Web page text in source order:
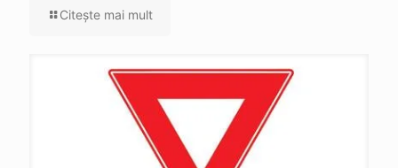
Citeşte mai mult